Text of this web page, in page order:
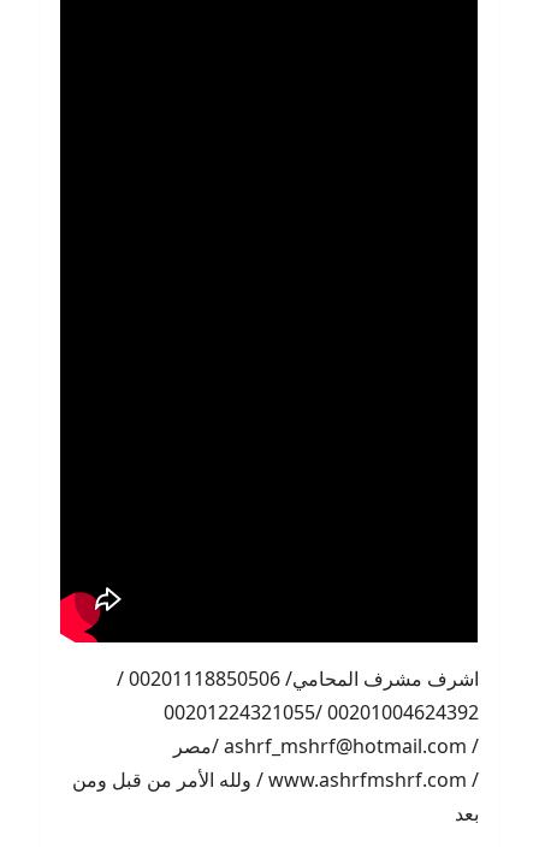
اشرف مشرف المحامي/ 00201118850506 /
00201004624392 /00201224321055
/ ashrf_mshrf@hotmail.com /مصر
/ www.ashrfmshrf.com / ولله الأمر من قبل ومن
بعد